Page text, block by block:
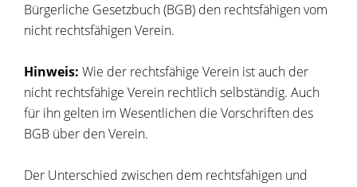
Bürgerliche Gesetzbuch (BGB) den rechtsfähigen vom
nicht rechtsfähigen Verein.
Hinweis: Wie der rechtsfähige Verein ist auch der
nicht rechtsfähige Verein rechtlich selbständig. Auch
für ihn gelten im Wesentlichen die Vorschriften des
BGB über den Verein.
Der Unterschied zwischen dem rechtsfähigen und